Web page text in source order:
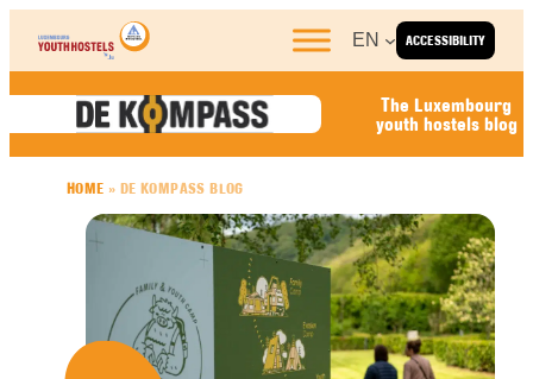
Skip to content
ACCESSIBILITY
EN
The Luxembourg
youth hostels blog
HOME » DE KOMPASS BLOG